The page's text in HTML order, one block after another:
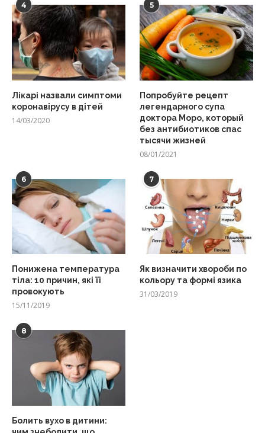
4
Лікарі назвали симптоми
коронавірусу в дітей
14/03/2020
5
Попробуйте рецепт
легендарного супа
доктора Моро, который
без антибиотиков спас
тысячи жизней
08/01/2021
6
Понижена температура
тіла: 10 причин, які її
провокують
15/11/2019
7
Як визначити хвороби по
кольору та формі язика
31/03/2019
8
Болить вухо в дитини: